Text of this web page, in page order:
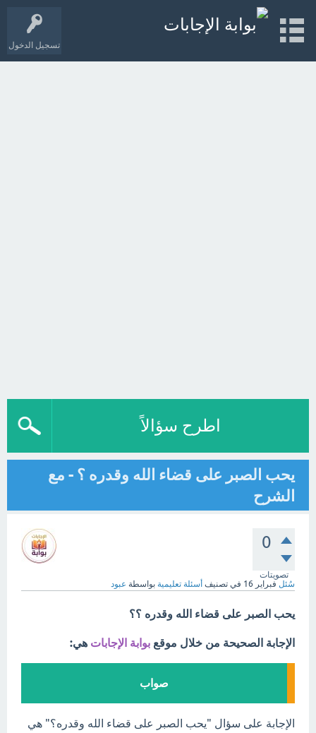
تسجيل الدخول
اطرح سؤالاً
يحب الصبر على قضاء الله وقدره ؟ - مع
الشرح
0
تصويتات
سُئل فبراير 16 في تصنيف أسئلة تعليمية بواسطة عبود
يحب الصبر على قضاء الله وقدره ؟؟
الإجابة الصحيحة من خلال موقع بوابة الإجابات هي:
صواب
الإجابة على سؤال "يحب الصبر على قضاء الله وقدره؟" هي